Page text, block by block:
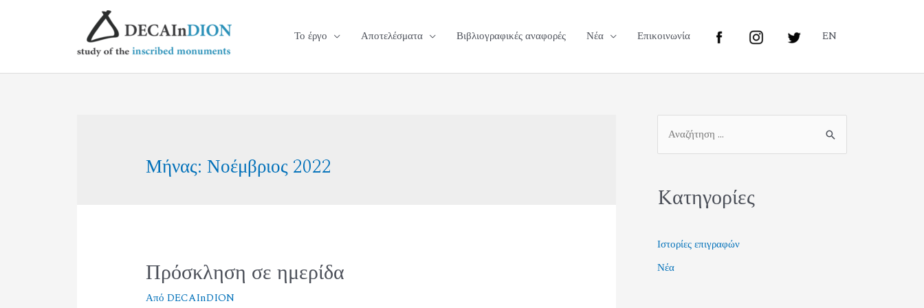
Το έργο Αποτελέσματα Βιβλιογραφικές αναφορές Νέα Επικοινωνία EN
Μήνας:Νοέμβριος 2022
Πρόσκληση σε ημερίδα
ΑπόDECAInDION
Kατηγορίες
Ιστορίες επιγραφών
Νέα